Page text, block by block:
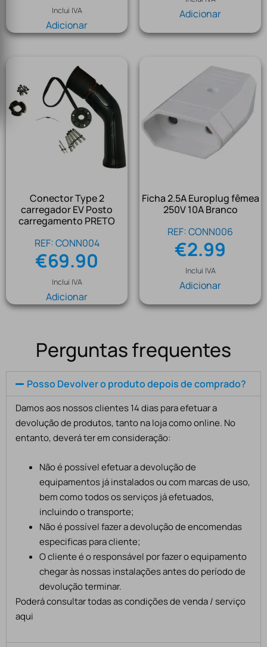
Inclui IVA
Adicionar
Adicionar
Conector Type 2
carregador EV Posto
carregamento PRETO
REF: CONN004
€69.90
Inclui IVA
Adicionar
Ficha 2.5A Europlug fêmea
250V 10A Branco
REF: CONN006
€2.99
Inclui IVA
Adicionar
Perguntas frequentes
Posso Devolver o produto depois de comprado?
Damos aos nossos clientes 14 dias para efetuar a
devolução de produtos, tanto na loja como online. No
entanto, deverá ter em consideração:
Não é possível efetuar a devolução de
equipamentos já instalados ou com marcas de uso,
bem como todos os serviços já efetuados,
incluindo o transporte;
Não é possível fazer a devolução de encomendas
especificas para cliente;
O cliente é o responsável por fazer o equipamento
chegar às nossas instalações antes do período de
devolução terminar.
Poderá consultar todas as condições de venda / serviço
aqui